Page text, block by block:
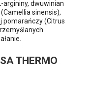
argininy, dwuwinian
sinensis),
pomarańczy (Citrus
THERMO